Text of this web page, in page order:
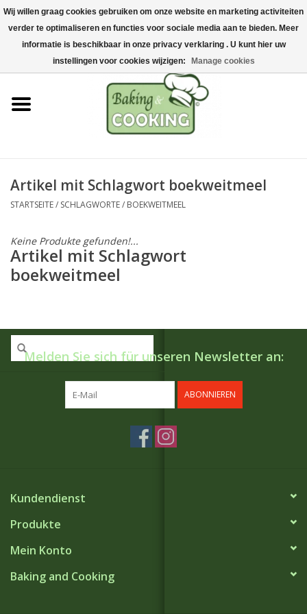
Startseite
Koch-&Backutensilien
Maschinen & Teile
Edelstahl
Rohstoffe & Präsentation
Artikel mit Schlagwort boekweitmeel
STARTSEITE/ SCHLAGWORTE/ BOEKWEITMEEL
Keine Produkte gefunden!...
Artikel mit Schlagwort
boekweitmeel
Melden Sie sich für unseren Newsletter an:
ABONNIEREN
Kundendienst
Produkte
Mein Konto
Baking and Cooking
Wij willen graag cookies gebruiken om onze website en marketing activiteiten
verder te optimaliseren en functies voor sociale media aan te bieden. Meer
informatie is beschikbaar in onze privacy verklaring . U kunt hier uw
instellingen voor cookies wijzigen:
Manage cookies